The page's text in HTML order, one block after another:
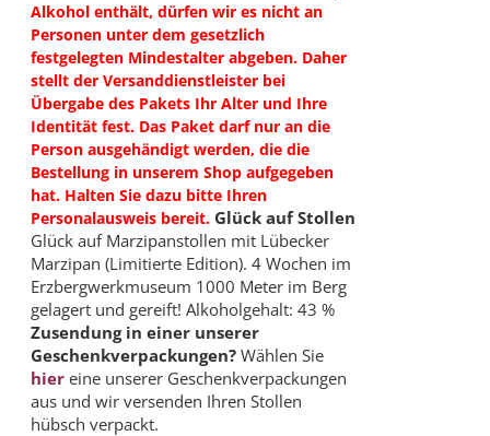
Alkohol enthält, dürfen wir es nicht an
Personen unter dem gesetzlich
festgelegten Mindestalter abgeben. Daher
stellt der Versanddienstleister bei
Übergabe des Pakets Ihr Alter und Ihre
Identität fest. Das Paket darf nur an die
Person ausgehändigt werden, die die
Bestellung in unserem Shop aufgegeben
hat. Halten Sie dazu bitte Ihren
Personalausweis bereit. Glück auf Stollen
Glück auf Marzipanstollen mit Lübecker
Marzipan (Limitierte Edition). 4 Wochen im
Erzbergwerkmuseum 1000 Meter im Berg
gelagert und gereift! Alkoholgehalt: 43 %
Zusendung in einer unserer
Geschenkverpackungen? Wählen Sie
hier eine unserer Geschenkverpackungen
aus und wir versenden Ihren Stollen
hübsch verpackt.